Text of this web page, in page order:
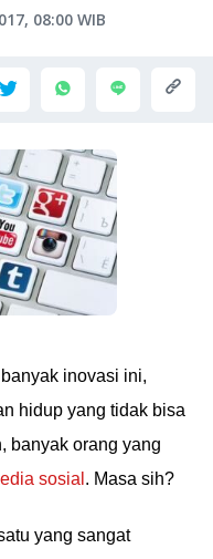
08:00 WIB
inovasi ini,
hidup yang tidak bisa
banyak orang yang
sosial . Masa sih?
yang sangat